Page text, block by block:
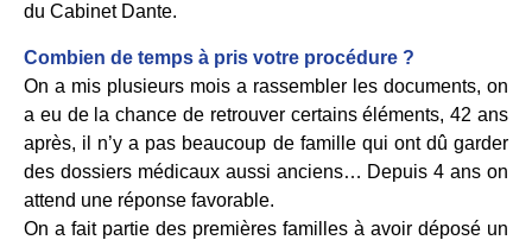
du Cabinet Dante.
Combien de temps à pris votre procédure ?
On a mis plusieurs mois a rassembler les documents, on
a eu de la chance de retrouver certains éléments, 42 ans
après, il n’y a pas beaucoup de famille qui ont dû garder
des dossiers médicaux aussi anciens… Depuis 4 ans on
attend une réponse favorable.
On a fait partie des premières familles à avoir déposé un